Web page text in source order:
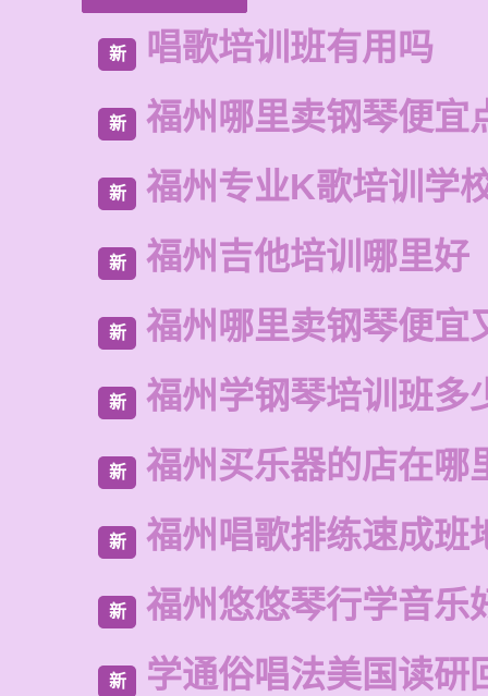
新 唱歌培训班有用吗
新 福州哪里卖钢琴便宜
新 福州专业K歌培训学
新 福州吉他培训哪里好
新 福州哪里卖钢琴便宜
新 福州学钢琴培训班多
新 福州买乐器的店在哪
新 福州唱歌排练速成班
新 福州悠悠琴行学音乐
新 学通俗唱法美国读研